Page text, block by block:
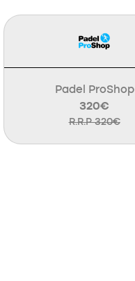
Padel ProShop
320€
R.R.P 320€